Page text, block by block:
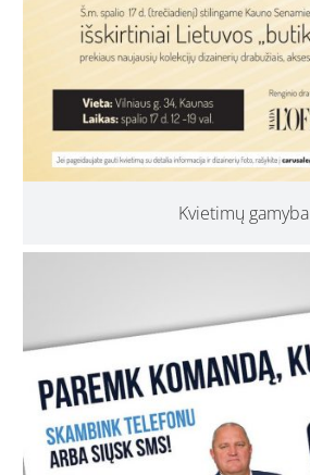
Kvietimų gamyba